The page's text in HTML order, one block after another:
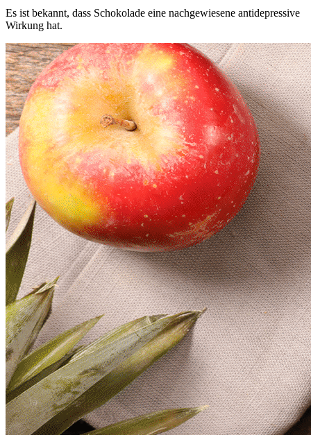
Es ist bekannt, dass Schokolade eine nachgewiesene antidepressive
Wirkung hat.